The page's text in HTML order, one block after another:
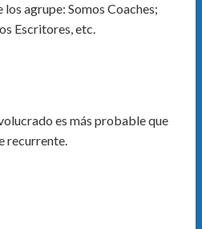
los agrupe: Somos Coaches;
Escritores, etc.
es más probable que
recurrente.